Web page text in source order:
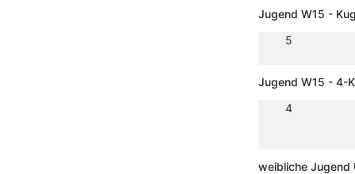
Jugend W15 -
5
Jugend W15 - 4-
4
weibliche Jugend